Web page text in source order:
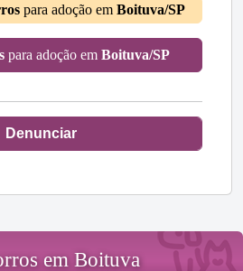
para adoção em Boituva/SP
para adoção em Boituva/SP
Denunciar
em Boituva